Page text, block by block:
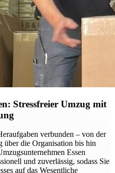
Stressfreier Umzug mit
verbunden – von der
über die Organisation bis hin
Essen
und zuverlässig, sodass Sie
auf das Wesentliche